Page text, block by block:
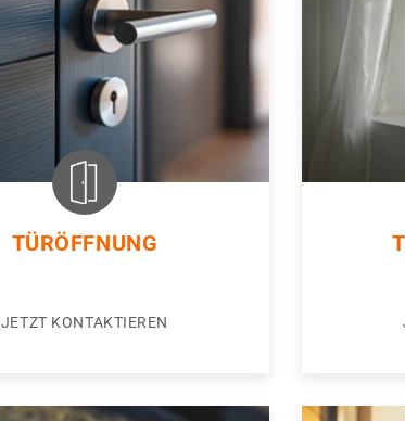
TÜRÖFFNUNG
JETZT KONTAKTIEREN